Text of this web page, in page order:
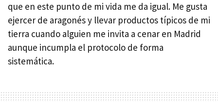
que en este punto de mi vida me da igual. Me gusta
ejercer de aragonés y llevar productos típicos de mi
tierra cuando alguien me invita a cenar en Madrid
aunque incumpla el protocolo de forma
sistemática.